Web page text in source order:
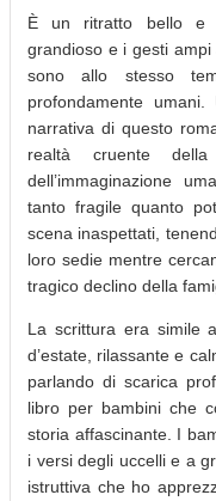
È un ritratto bello e
grandioso e i gesti
sono allo stesso
profondamente
narrativa di questo
realtà cruente
dell’immaginazione
tanto fragile quanto
scena inaspettati,
loro sedie mentre
tragico declino della
La scrittura era simile
d’estate, rilassante e
parlando di scarica
libro per bambini che
storia affascinante. I
i versi degli uccelli e a
istruttiva che ho